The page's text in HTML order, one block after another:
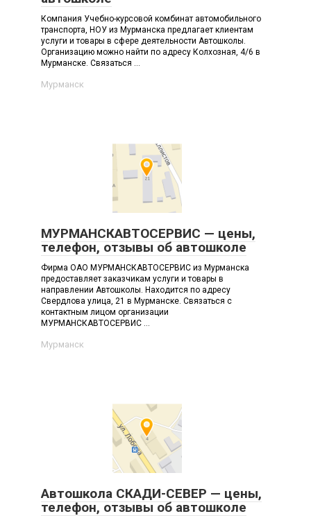
Компания Учебно-курсовой комбинат автомобильного
транспорта, НОУ из Мурманска предлагает клиентам
услуги и товары в сфере деятельности Автошколы.
Организацию можно найти по адресу Колхозная, 4/6 в
Мурманске. Связаться ...
Мурманск
МУРМАНСКАВТОСЕРВИС — цены,
телефон, отзывы об автошколе
Фирма ОАО МУРМАНСКАВТОСЕРВИС из Мурманска
предоставляет заказчикам услуги и товары в
направлении Автошколы. Находится по адресу
Свердлова улица, 21 в Мурманске. Связаться с
контактным лицом организации
МУРМАНСКАВТОСЕРВИС ...
Мурманск
Автошкола СКАДИ-СЕВЕР — цены,
телефон, отзывы об автошколе